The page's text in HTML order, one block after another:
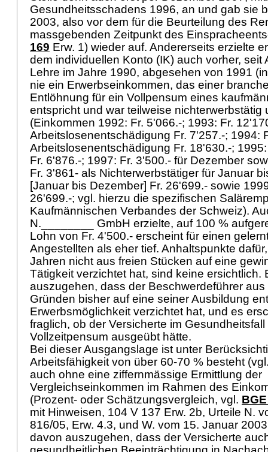
Gesundheitsschadens 1996, an und gab sie
2003, also vor dem für die Beurteilung des
massgebenden Zeitpunkt des
169 Erw. 1) wieder auf. Andererseits erzielte
dem individuellen Konto (IK) auch vorher, seit
Lehre im Jahre 1990, abgesehen von 1991
nie ein Erwerbseinkommen, das einer
Entlöhnung für ein Vollpensum eines
entspricht und war teilweise nichterwerbstätig
(Einkommen 1992: Fr. 5'066.-; 1993: Fr.
Arbeitslosenentschädigung Fr. 7'257.-; 1994:
Arbeitslosenentschädigung Fr. 18'630.-;
Fr. 6'876.-; 1997: Fr. 3'500.- für Dezember
Fr. 3'861- als Nichterwerbstätiger für Januar
[Januar bis Dezember] Fr. 26'699.- sowie
26'699.-; vgl. hierzu die spezifischen
Kaufmännischen Verbandes der Schweiz).
N.________ GmbH erzielte, auf 100 %
Lohn von Fr. 4'500.- erscheint für einen
Angestellten als eher tief. Anhaltspunkte
Jahren nicht aus freien Stücken auf eine
Tätigkeit verzichtet hat, sind keine ersichtlich.
auszugehen, dass der Beschwerdeführer
Gründen bisher auf eine seiner Ausbildung
Erwerbsmöglichkeit verzichtet hat, und es
fraglich, ob der Versicherte im
Vollzeitpensum ausgeübt hätte.
Bei dieser Ausgangslage ist unter
Arbeitsfähigkeit von über 60-70 % besteht
auch ohne eine ziffernmässige Ermittlung der
Vergleichseinkommen im Rahmen des
(Prozent- oder Schätzungsvergleich, vgl.
mit Hinweisen, 104 V 137 Erw. 2b, Urteile N.
816/05, Erw. 4.3, und W. vom 15. Januar
davon auszugehen, dass der Versicherte